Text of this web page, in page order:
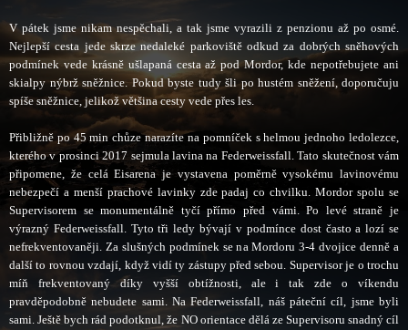
V pátek jsme nikam nespěchali, a tak jsme vyrazili z penzionu až po osmé.
Nejlepší cesta jede skrze nedaleké parkoviště odkud za dobrých sněhových
podmínek vede krásně ušlapaná cesta až pod Mordor, kde nepotřebujete ani
skialpy nýbrž sněžnice. Pokud byste tudy šli po hustém sněžení, doporučuju
spíše sněžnice, jelikož většina cesty vede přes les.
Přibližně po 45 min chůze narazíte na pomníček s helmou jednoho ledolezce,
kterého v prosinci 2017 sejmula lavina na Federweissfall. Tato skutečnost vám
připomene, že celá Eisarena je vystavena poměrně vysokému lavinovému
nebezpečí a menší prachové lavinky zde padaj co chvilku. Mordor spolu se
Supervisorem se monumentálně tyčí přímo před vámi. Po levé straně je
výrazný Federweissfall. Tyto tři ledy bývají v podmínce dost často a lozí se
nefrekventovaněji. Za slušných podmínek se na Mordoru 3-4 dvojice denně a
další to rovnou vzdají, když vidí ty zástupy před sebou. Supervisor je o trochu
míň frekventovaný díky vyšší obtížnosti, ale i tak zde o víkendu
pravděpodobně nebudete sami. Na Federweissfall, náš páteční cíl, jsme byli
sami. Ještě bych rád podotknul, že NO orientace dělá ze Supervisoru snadný cíl